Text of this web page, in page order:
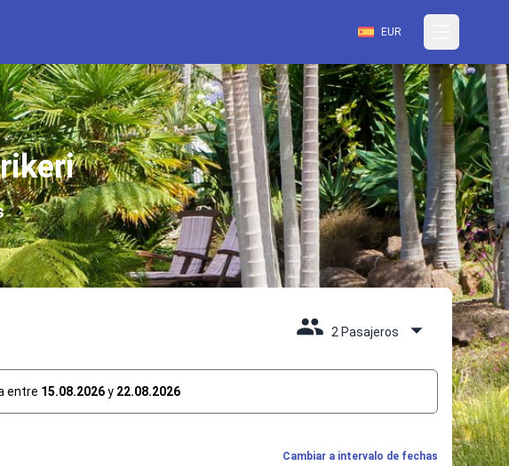
EUR
2 Pasajeros
entre 15.08.2026y 22.08.2026
Cambiar a intervalo de fechas